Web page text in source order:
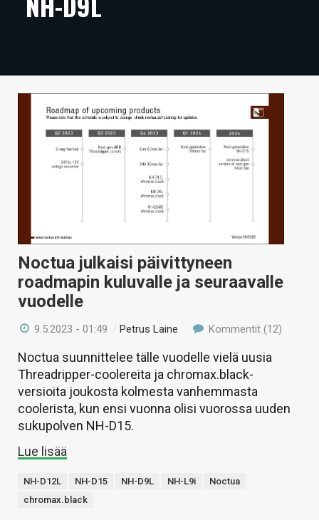
ARTIKKELIT
TECHBBS
HINTA.FI
HAKU
Noctua julkaisi päivittyneen
roadmapin kuluvalle ja seuraavalle
vuodelle
9.5.2023 - 01:49 / Petrus Laine Kommentit (12)
Noctua suunnittelee tälle vuodelle vielä uusia
Threadripper-coolereita ja chromax.black-
versioita joukosta kolmesta vanhemmasta
coolerista, kun ensi vuonna olisi vuorossa uuden
sukupolven NH-D15.
Lue lisää
NH-D12L NH-D15 NH-D9L NH-L9i
Noctua
chromax.black